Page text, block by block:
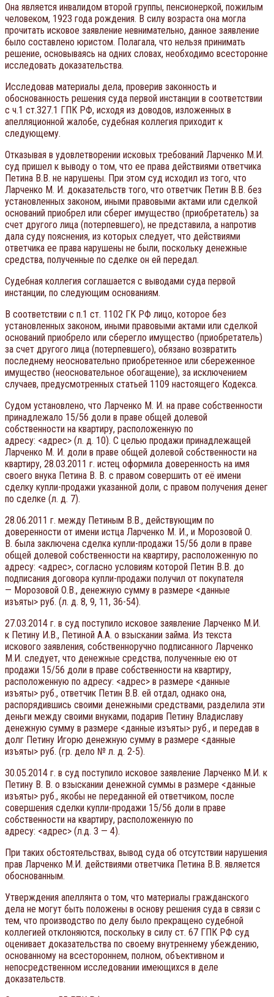
Она является инвалидом второй группы, пенсионеркой, пожилым
человеком, 1923 года рождения. В силу возраста она могла
прочитать исковое заявление невнимательно, данное заявление
было составлено юристом. Полагала, что нельзя принимать
решение, основываясь на одних словах, необходимо всесторонне
исследовать доказательства.
Исследовав материалы дела, проверив законность и
обоснованность решения суда первой инстанции в соответствии
с ч.1 ст.327.1 ГПК РФ, исходя из доводов, изложенных в
апелляционной жалобе, судебная коллегия приходит к
следующему.
Отказывая в удовлетворении исковых требований Ларченко М.И.
суд пришел к выводу о том, что ее права действиями ответчика
Петина В.В. не нарушены. При этом суд исходил из того, что
Ларченко М. И. доказательств того, что ответчик Петин В.В. без
установленных законом, иными правовыми актами или сделкой
оснований приобрел или сберег имущество (приобретатель) за
счет другого лица (потерпевшего), не представила, а напротив
дала суду пояснения, из которых следует, что действиями
ответчика ее права нарушены не были, поскольку денежные
средства, полученные по сделке он ей передал.
Судебная коллегия соглашается с выводами суда первой
инстанции, по следующим основаниям.
В соответствии с п.1 ст. 1102 ГК РФ лицо, которое без
установленных законом, иными правовыми актами или сделкой
оснований приобрело или сберегло имущество (приобретатель)
за счет другого лица (потерпевшего), обязано возвратить
последнему неосновательно приобретенное или сбереженное
имущество (неосновательное обогащение), за исключением
случаев, предусмотренных статьей 1109 настоящего Кодекса.
Судом установлено, что Ларченко М. И. на праве собственности
принадлежало 15/56 доли в праве общей долевой
собственности на квартиру, расположенную по
адресу: <адрес> (л. д. 10). С целью продажи принадлежащей
Ларченко М. И. доли в праве общей долевой собственности на
квартиру, 28.03.2011 г. истец оформила доверенность на имя
своего внука Петина В. В. с правом совершить от её имени
сделку купли-продажи указанной доли, с правом получения денег
по сделке (л. д. 7).
28.06.2011 г. между Петиным В.В., действующим по
доверенности от имени истца Ларченко М. И., и Морозовой О.
В. была заключена сделка купли-продажи 15/56 доли в праве
общей долевой собственности на квартиру, расположенную по
адресу: <адрес>, согласно условиям которой Петин В.В. до
подписания договора купли-продажи получил от покупателя
— Морозовой О.В., денежную сумму в размере <данные
изъяты> руб. (л. д. 8, 9, 11, 36-54).
27.03.2014 г. в суд поступило исковое заявление Ларченко М.И.
к Петину И.В., Петиной А.А. о взыскании займа. Из текста
искового заявления, собственноручно подписанного Ларченко
М.И. следует, что денежные средства, полученные ею от
продажи 15/56 доли в праве собственности на квартиру,
расположенную по адресу: <адрес> в размере <данные
изъяты> руб., ответчик Петин В.В. ей отдал, однако она,
распорядившись своими денежными средствами, разделила эти
деньги между своими внуками, подарив Петину Владиславу
денежную сумму в размере <данные изъяты> руб., и передав в
долг Петину Игорю денежную сумму в размере <данные
изъяты> руб. (гр. дело № л. д. 2-5).
30.05.2014 г. в суд поступило исковое заявление Ларченко М.И. к
Петину В. В. о взыскании денежной суммы в размере <данные
изъяты> руб., якобы не переданной ей ответчиком, после
совершения сделки купли-продажи 15/56 доли в праве
собственности на квартиру, расположенную по
адресу: <адрес> (л.д. 3 — 4).
При таких обстоятельствах, вывод суда об отсутствии нарушения
прав Ларченко М.И. действиями ответчика Петина В.В. является
обоснованным.
Утверждения апеллянта о том, что материалы гражданского
дела не могут быть положены в основу решения суда в связи с
тем, что производство по делу было прекращено судебной
коллегией отклоняются, поскольку в силу ст. 67 ГПК РФ суд
оценивает доказательства по своему внутреннему убеждению,
основанному на всестороннем, полном, объективном и
непосредственном исследовании имеющихся в деле
доказательств.